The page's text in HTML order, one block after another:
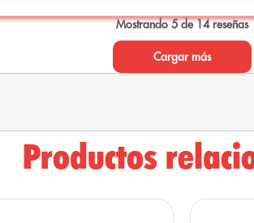
Mostrando 5 de 14 reseñas
Cargar más
Productos